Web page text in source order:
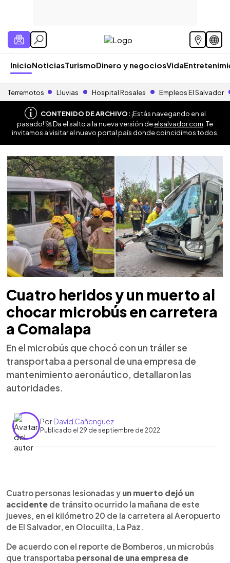
InicioNoticiasTurismoDinero y negociosVida
Terremotos Lluvias Hospital Rosales Empleos El Salvador
CONTENIDO DE ARCHIVO:¡Estás navegando en el
pasado! 🚀 Da el salto a la nueva versión deelsalvador.com . Te
invitamos a visitar el nuevo portal país donde coincidimos todos.
Cuatro heridos y un muerto al
chocar microbús en carretera
a Comalapa
En el microbús que chocó con un tráiler se
transportaba a personal de una empresa de
mantenimiento aeronáutico, detallaron las
autoridades.
PorDavid Cañenguez
Publicado el 29 de septiembre de 2022
Escuchar artículo
Cuatro personas lesionadas y un muerto dejó un
accidente de tránsito ocurrido la mañana de este
jueves, en el kilómetro 20 de la carretera al Aeropuerto
de El Salvador, en Olocuilta, La Paz.
De acuerdo con el reporte de Bomberos, un microbús
que transportaba personal de una empresa de